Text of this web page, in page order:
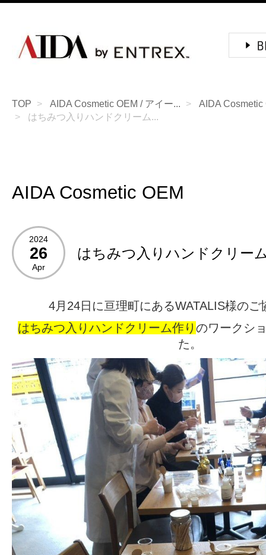
TOP AIDA Cosmetic OEM / アイー...
AIDA Cosmetic
はちみつ入りハンドクリーム...
AIDA Cosmetic OEM
2024
26
Apr
はちみつ入りハンドクリー
4月24日に亘理町にあるWATALIS様のご
はちみつ入りハンドクリーム作り のワークシ
た。